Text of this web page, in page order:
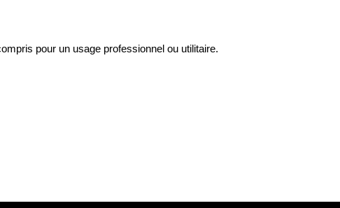
pour un usage professionnel ou utilitaire.